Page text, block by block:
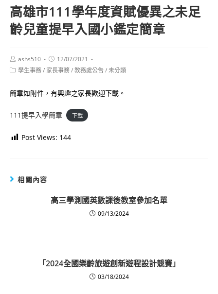
高雄市111學年度資賦優異之未足
齡兒童提早入國小鑑定簡章
Post
author:
ashs510
Post
published:
12/07/2021
Post學生事務/ 家長事務/教務處公告/未分類
簡章如附件，有興趣之家長歡迎下載。
111提早入學簡章 下載
Post Views: 144
相關內容
高三學測國英數課後教室參加名單
09/13/2024
「2024全國樂齡旅遊創新遊程設計競賽」
03/18/2024